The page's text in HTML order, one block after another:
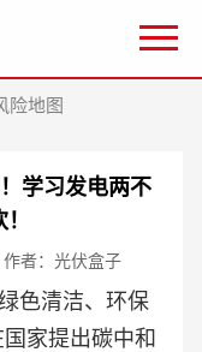
险地图
学习发电两不
作者：光伏盒子
色清洁、环保
家提出碳中和